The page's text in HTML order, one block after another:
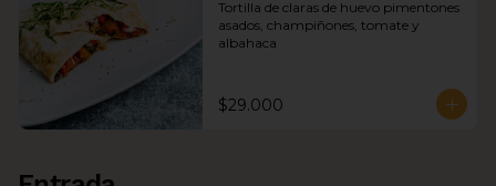
Tortilla de claras de huevo pimentones
asados, champiñones, tomate y
albahaca
$29.000